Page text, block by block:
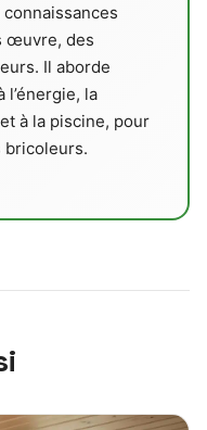
œuvre, des
Il aborde
la
à la piscine, pour
bricoleurs.